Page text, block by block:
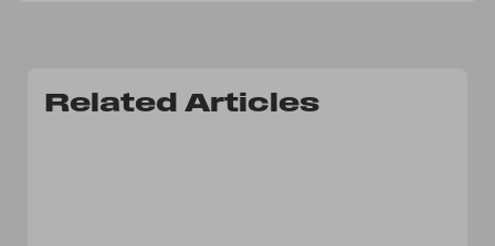
Related Articles